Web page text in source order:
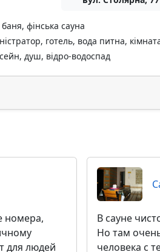
баня, фінська сауна
готель, вода питна,
душ, відро-водоспад
номера,
для людей
В сауне
Но там
человека с